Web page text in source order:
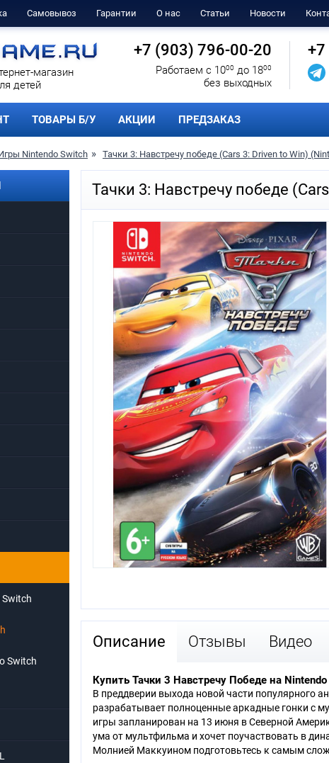
Самовывоз Гарантии О нас Статьи Новости
магазин
детей
+7 (903) 796-00-20
Работаем с 1000 до 1800
без выходных
ТОВАРЫ Б/У АКЦИИ ПРЕДЗАКАЗ
Nintendo Switch Тачки 3: Навстречу победе (Cars 3: Driven to Win)
Тачки 3: Навстречу победе
Описание Отзывы Видео
Купить Тачки 3 Навстречу Победе на
В преддверии выхода новой части популярного
разрабатывает полноценные аркадные гонки с
игры запланирован на 13 июня в Северной
ума от мультфильма и хочет поучаствовать в
Молнией Маккуином подготовьтесь к самым
Switch